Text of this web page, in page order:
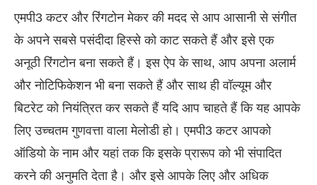
एमपी3 कटर और रिंगटोन मेकर की मदद से आप आसानी से संगीत
के अपने सबसे पसंदीदा हिस्से को काट सकते हैं और इसे एक
अनूठी रिंगटोन बना सकते हैं। इस ऐप के साथ, आप अपना अलार्म
और नोटिफिकेशन भी बना सकते हैं और साथ ही वॉल्यूम और
बिटरेट को नियंत्रित कर सकते हैं यदि आप चाहते हैं कि यह आपके
लिए उच्चतम गुणवत्ता वाला मेलोडी हो। एमपी3 कटर आपको
ऑडियो के नाम और यहां तक कि इसके प्रारूप को भी संपादित
करने की अनुमति देता है। और इसे आपके लिए और अधिक